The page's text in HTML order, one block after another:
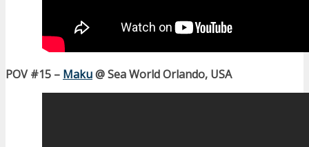
POV #15 – Maku@ Sea World Orlando, USA